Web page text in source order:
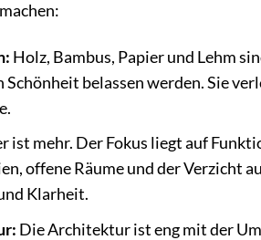
Holz, Bambus, Papier und Lehm
belassen werden. Sie
ist mehr. Der Fokus liegt auf
offene Räume und der Verzicht
Klarheit.
Die Architektur ist eng mit der